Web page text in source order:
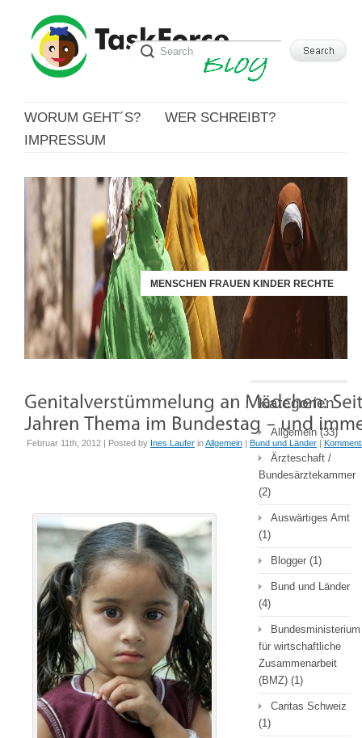
WORUM GEHT´S?
WER SCHREIBT?
IMPRESSUM
MENSCHEN FRAUEN KINDER RECHTE
Februar 11th, 2012 | Posted by Ines Laufer inAllgemein | Bund und Länder |
Kategorien
Allgemein (33)
Ärzteschaft /
Bundesärztekammer
(2)
Auswärtiges Amt
(1)
Blogger (1)
Bund und Länder
(4)
Bundesministerium
für wirtschaftliche
Zusammenarbeit
(BMZ) (1)
Caritas Schweiz
(1)